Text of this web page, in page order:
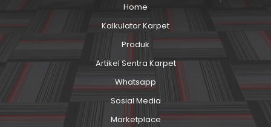
Home
Kalkulator Karpet
Produk
Artikel Sentra Karpet
Whatsapp
Sosial Media
Marketplace